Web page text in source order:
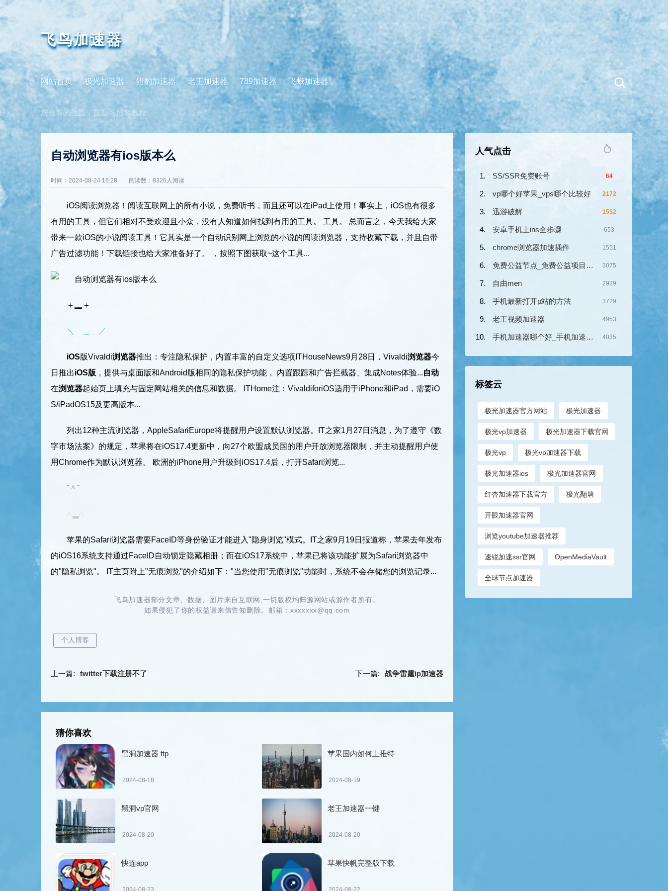
飞鸟加速器
网站首页 极光加速器 猎豹加速器 老王加速器 789加速器 飞蛾加速器
您当前的位置： 首页 >博客教程
自动浏览器有ios版本么
时间：2024-08-24 16:28 阅读数：8326人阅读
iOS阅读浏览器！阅读互联网上的所有小说，免费听书，而且还可以在iPad上使用！事实上，iOS也有很多
有用的工具，但它们相对不受欢迎且小众，没有人知道如何找到有用的工具。 工具。 总而言之，今天我给大家
带来一款iOS的小说阅读工具！它其实是一个自动识别网上浏览的小说的阅读浏览器，支持收藏下载，并且自带
广告过滤功能！下载链接也给大家准备好了。 ，按照下图获取~这个工具...
＋▂＋
＼ ＿ ／
iOS版Vivaldi浏览器推出：专注隐私保护，内置丰富的自定义选项ITHouseNews9月28日，Vivaldi浏览器今
日推出iOS版 ，提供与桌面版和Android版相同的隐私保护功能， 内置跟踪和广告拦截器、集成Notes体验...自动
在浏览器起始页上填充与固定网站相关的信息和数据。 ITHome注：VivaldiforiOS适用于iPhone和iPad，需要iO
S/iPadOS15及更高版本...
列出12种主流浏览器，AppleSafariEurope将提醒用户设置默认浏览器。IT之家1月27日消息，为了遵守《数
字市场法案》的规定，苹果将在iOS17.4更新中，向27个欧盟成员国的用户开放浏览器限制，并主动提醒用户使
用Chrome作为默认浏览器。 欧洲的iPhone用户升级到iOS17.4后，打开Safari浏览...
ˇ＾ˇ
∩▂∩
苹果的Safari浏览器需要FaceID等身份验证才能进入"隐身浏览"模式。IT之家9月19日报道称，苹果去年发布
的iOS16系统支持通过FaceID自动锁定隐藏相册；而在iOS17系统中，苹果已将该功能扩展为Safari浏览器中
的"隐私浏览"。 IT主页附上"无痕浏览"的介绍如下："当您使用"无痕浏览"功能时，系统不会存储您的浏览记录...
飞鸟加速器部分文章、数据、图片来自互联网,一切版权均归源网站或源作者所有。
如果侵犯了你的权益请来信告知删除。邮箱：xxxxxxx@qq.com
个人博客
上一篇: twitter下载注册不了 下一篇: 战争雷霆ip加速器
猜你喜欢
黑洞加速器 ftp
2024-08-18
苹果国内如何上推特
2024-08-19
黑洞vp官网
2024-08-20
老王加速器一键
2024-08-20
快连app
2024-08-23
苹果快帆完整版下载
2024-08-22
人气点击
SS/SSR免费账号 64
vp哪个好苹果_vps哪个比较好 2172
迅游破解 1552
安卓手机上ins全步骤 653
chrome浏览器加速插件 1551
免费公益节点_免费公益项目管理平台 3075
自由men 2929
手机最新打开p站的方法 3729
老王视频加速器 4953
手机加速器哪个好_手机加速器哪个好 4035
标签云
极光加速器官方网站 极光加速器
极光vp加速器 极光加速器下载官网
极光vp 极光vp加速器下载
极光加速器ios 极光加速器官网
红杏加速器下载官方 极光翻墙
开眼加速器官网
浏览youtube加速器推荐
速锐加速ssr官网 OpenMediaVault
全球节点加速器